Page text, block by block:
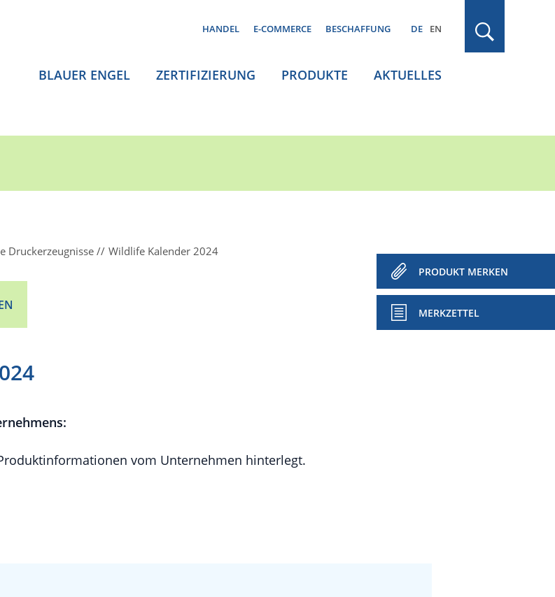
HANDEL E-COMMERCE BESCHAFFUNG DE EN
BLAUER ENGEL ZERTIFIZIERUNG PRODUKTE AKTUELLES
Druckerzeugnisse Wildlife Kalender 2024
PRODUKT MERKEN
MERKZETTEL
vom Unternehmen hinterlegt.